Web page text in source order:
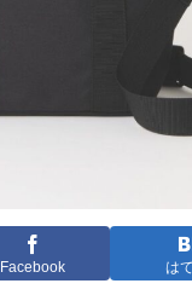
Facebook は